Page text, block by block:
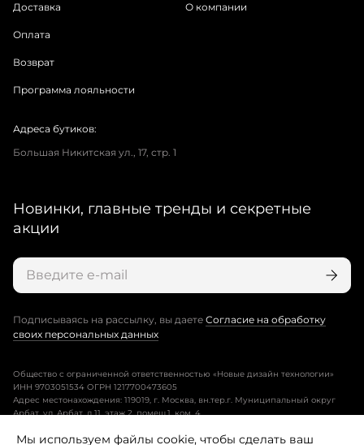
Доставка
Оплата
Возврат
Программа лояльности
О компании
Адреса бутиков:
Большая Никитская ул., 17, стр. 1
Новинки, главные тренды и секретные
акции
Подписываясь на рассылку, вы даете Согласие на обработку
своих персональных данных
Общество с ограниченной ответственностью «Новые дизайн технологии»
ИНН 9703051534 ОГРН 1217700473605
Адрес местонахождения: 119019, г. Москва, вн.тер.г. Муниципальный округ
Арбат, ул. Арбат, д.11, этаж 2, помещ.1, ком. 4.
Мы используем файлы cookie, чтобы сделать ваш